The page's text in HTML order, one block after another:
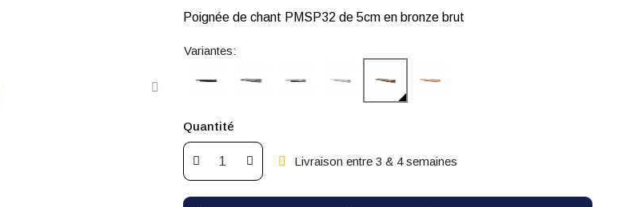
Poignée de chant PMSP32 de 5cm en bronze brut
Variantes:
Quantité
Livraison entre 3 & 4 semaines